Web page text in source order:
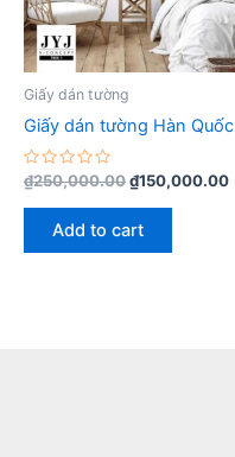
Giấy dán tường
Giấy dán tường Hàn Quốc
Rated
0
out
₫250,000.00₫150,000.00
Add to cart